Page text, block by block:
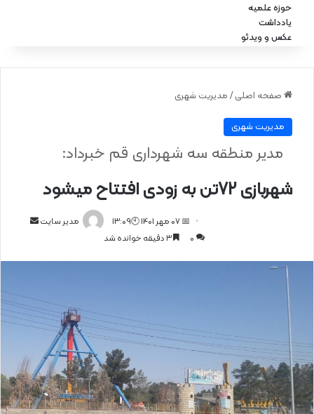
حوزه علمیه
یادداشت
عکس و ویدئو
صفحه اصلی / مدیریت شهری
مدیریت شهری
شهربازی 72تن به زودی افتتاح میشود
مدیر منطقه سه شهرداری قم خبرداد:
مدیر سایت
ی
ی
ل
📅 07 مهر 1401 🕙13:09
0